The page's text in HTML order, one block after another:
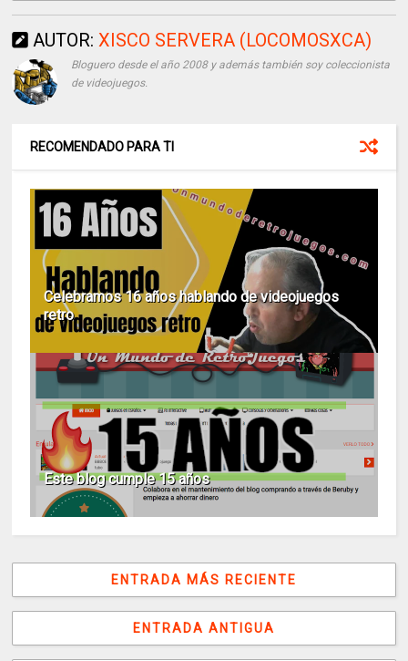
AUTOR: XISCO SERVERA (LOCOMOSXCA)
Bloguero desde el año 2008 y además también soy coleccionista
de videojuegos.
RECOMENDADO PARA TI
Celebramos 16 años hablando de videojuegos
retro
Este blog cumple 15 años
ENTRADA MÁS RECIENTE
ENTRADA ANTIGUA